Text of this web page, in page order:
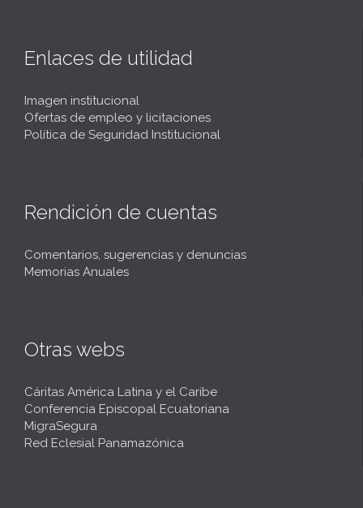
Enlaces de utilidad
Imagen institucional
Ofertas de empleo y licitaciones
Política de Seguridad Institucional
Rendición de cuentas
Comentarios, sugerencias y denuncias
Memorias Anuales
Otras webs
Cáritas América Latina y el Caribe
Conferencia Episcopal Ecuatoriana
MigraSegura
Red Eclesial Panamazónica